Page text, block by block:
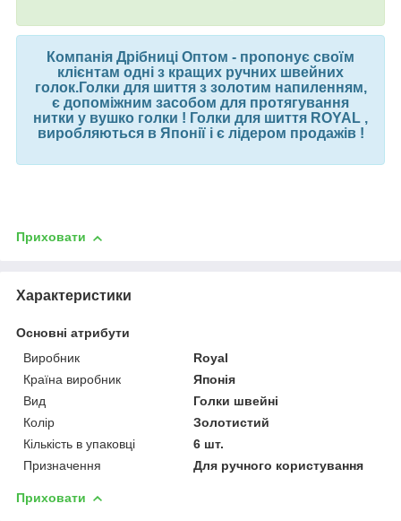
Компанія Дрібниці Оптом - пропонує своїм
клієнтам одні з кращих ручних швейних
голок.Голки для шиття з золотим напиленням,
є допоміжним засобом для протягування
нитки у вушко голки ! Голки для шиття ROYAL ,
виробляються в Японії і є лідером продажів !
Приховати
Характеристики
Основні атрибути
Виробник
Royal
Країна виробник
Японія
Вид
Голки швейні
Колір
Золотистий
Кількість в упаковці
6 шт.
Призначення
Для ручного користування
Приховати